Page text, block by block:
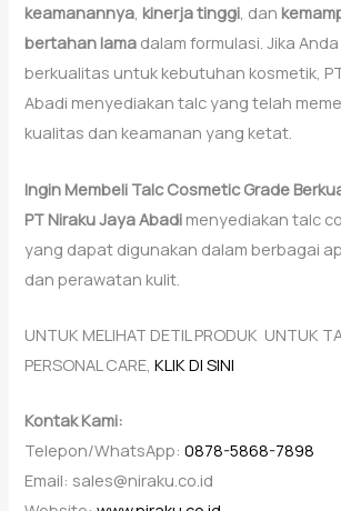
keamanannya, kinerja tinggi, dan
bertahan lama dalam formulasi. Jika
berkualitas untuk kebutuhan kosmetik,
Abadi menyediakan talc yang telah
kualitas dan keamanan yang ketat.
Ingin Membeli Talc Cosmetic Grade
PT Niraku Jaya Abadi menyediakan talc
yang dapat digunakan dalam berbagai
dan perawatan kulit.
UNTUK MELIHAT DETIL PRODUK UNTUK
PERSONAL CARE,KLIK DI SINI
Kontak Kami:
Telepon/WhatsApp:0878-5868-7898
Email: sales@niraku.co.id